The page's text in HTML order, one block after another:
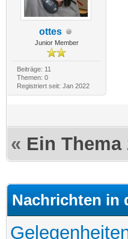
ottes
Junior Member
Beiträge: 11
Themen: 0
Registriert seit: Jan 2022
« Ein
Nachrichten in